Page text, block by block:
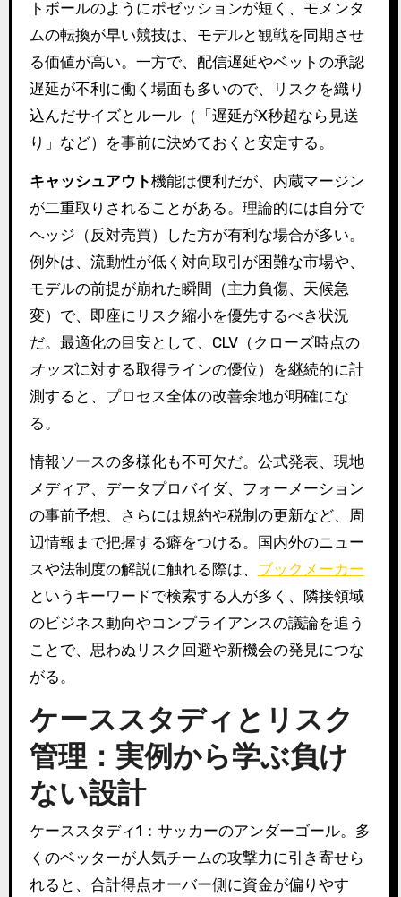
トボールのようにポゼッションが短く、モメンタ
ムの転換が早い競技は、モデルと観戦を同期させ
る価値が高い。一方で、配信遅延やベットの承認
遅延が不利に働く場面も多いので、リスクを織り
込んだサイズとルール（「遅延がX秒超なら見送
り」など）を事前に決めておくと安定する。
キャッシュアウト機能は便利だが、内蔵マージン
が二重取りされることがある。理論的には自分で
ヘッジ（反対売買）した方が有利な場合が多い。
例外は、流動性が低く対向取引が困難な市場や、
モデルの前提が崩れた瞬間（主力負傷、天候急
変）で、即座にリスク縮小を優先するべき状況
だ。最適化の目安として、CLV（クローズ時点の
オッズに対する取得ラインの優位）を継続的に計
測すると、プロセス全体の改善余地が明確にな
る。
情報ソースの多様化も不可欠だ。公式発表、現地
メディア、データプロバイダ、フォーメーション
の事前予想、さらには規約や税制の更新など、周
辺情報まで把握する癖をつける。国内外のニュー
スや法制度の解説に触れる際は、 ブックメーカー
というキーワードで検索する人が多く、隣接領域
のビジネス動向やコンプライアンスの議論を追う
ことで、思わぬリスク回避や新機会の発見につな
がる。
ケーススタディとリスク
管理：実例から学ぶ負け
ない設計
ケーススタディ1：サッカーのアンダーゴール。多
くのベッターが人気チームの攻撃力に引き寄せら
れると、合計得点オーバー側に資金が偏りやす